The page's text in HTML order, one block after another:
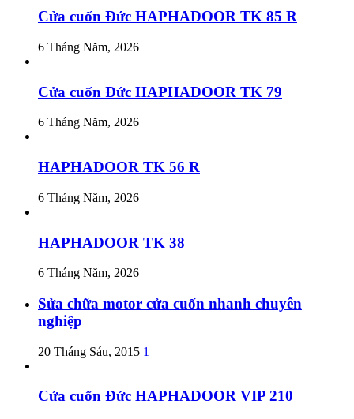
Cửa cuốn Đức HAPHADOOR TK 85 R
6 Tháng Năm, 2026
Cửa cuốn Đức HAPHADOOR TK 79
6 Tháng Năm, 2026
HAPHADOOR TK 56 R
6 Tháng Năm, 2026
HAPHADOOR TK 38
6 Tháng Năm, 2026
Sửa chữa motor cửa cuốn nhanh chuyên
nghiệp
20 Tháng Sáu, 2015 1
Cửa cuốn Đức HAPHADOOR VIP 210